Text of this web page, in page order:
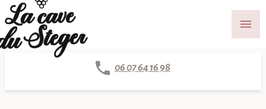
menu
06 07 64 16 98
Panneau de gestion des cookies